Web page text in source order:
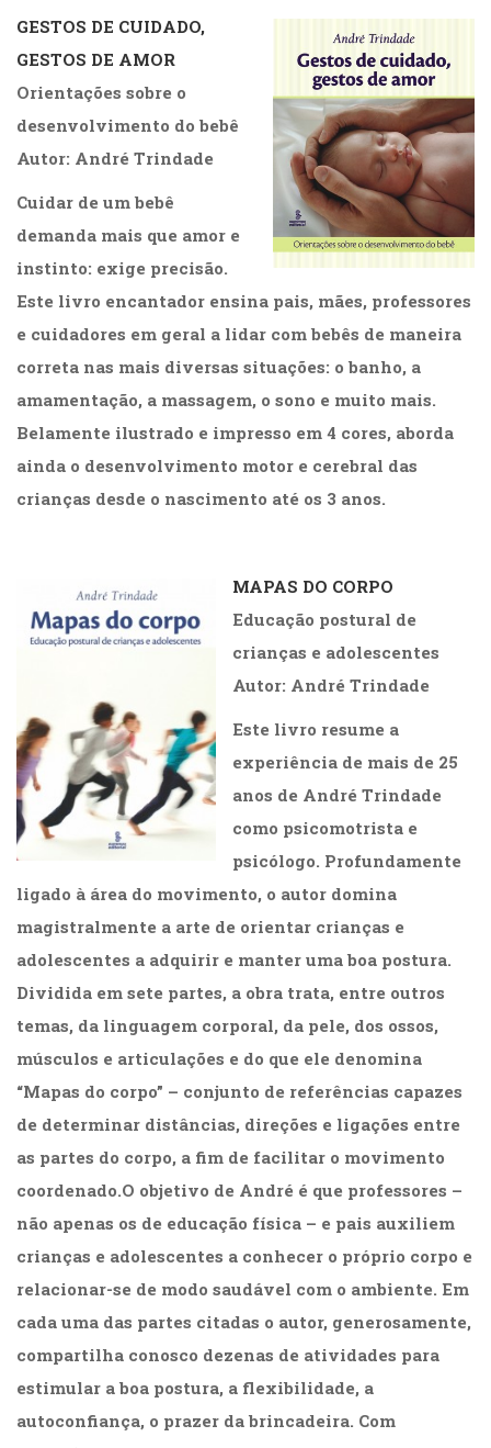
GESTOS DE CUIDADO,
GESTOS DE AMOR
Orientações sobre o
desenvolvimento do bebê
Autor: André Trindade
Cuidar de um bebê
demanda mais que amor e
instinto: exige precisão.
Este livro encantador ensina pais, mães, professores
e cuidadores em geral a lidar com bebês de maneira
correta nas mais diversas situações: o banho, a
amamentação, a massagem, o sono e muito mais.
Belamente ilustrado e impresso em 4 cores, aborda
ainda o desenvolvimento motor e cerebral das
crianças desde o nascimento até os 3 anos.
MAPAS DO CORPO
Educação postural de
crianças e adolescentes
Autor: André Trindade
Este livro resume a
experiência de mais de 25
anos de André Trindade
como psicomotrista e
psicólogo. Profundamente
ligado à área do movimento, o autor domina
magistralmente a arte de orientar crianças e
adolescentes a adquirir e manter uma boa postura.
Dividida em sete partes, a obra trata, entre outros
temas, da linguagem corporal, da pele, dos ossos,
músculos e articulações e do que ele denomina
“Mapas do corpo” – conjunto de referências capazes
de determinar distâncias, direções e ligações entre
as partes do corpo, a fim de facilitar o movimento
coordenado.O objetivo de André é que professores –
não apenas os de educação física – e pais auxiliem
crianças e adolescentes a conhecer o próprio corpo e
relacionar-se de modo saudável com o ambiente. Em
cada uma das partes citadas o autor, generosamente,
compartilha conosco dezenas de atividades para
estimular a boa postura, a flexibilidade, a
autoconfiança, o prazer da brincadeira. Com